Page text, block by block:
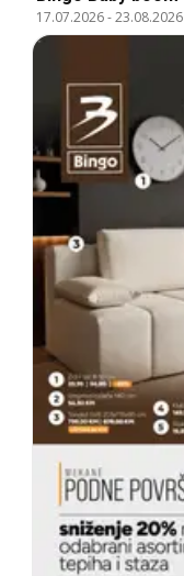
17.07.2026-23.08.2026